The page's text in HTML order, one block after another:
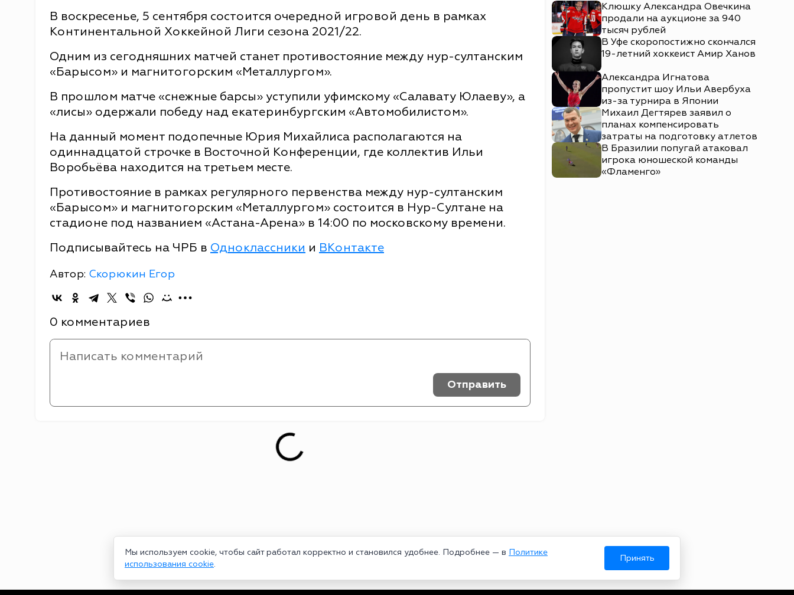
Мы используем cookie, чтобы сайт работал корректно и становился удобнее. Подробнее — в Политике
использования cookie.
Принять
В воскресенье, 5 сентября состоится очередной игровой день в рамках
Континентальной Хоккейной Лиги сезона 2021/22.
Одним из сегодняшних матчей станет противостояние между нур-султанским
«Барысом» и магнитогорским «Металлургом».
В прошлом матче «снежные барсы» уступили уфимскому «Салавату Юлаеву», а
«лисы» одержали победу над екатеринбургским «Автомобилистом».
На данный момент подопечные Юрия Михайлиса располагаются на
одиннадцатой строчке в Восточной Конференции, где коллектив Ильи
Воробьёва находится на третьем месте.
Противостояние в рамках регулярного первенства между нур-султанским
«Барысом» и магнитогорским «Металлургом» состоится в Нур-Султане на
стадионе под названием «Астана-Арена» в 14:00 по московскому времени.
Подписывайтесь на ЧРБ в Одноклассники и ВКонтакте
Автор: Скорюкин Егор
0 комментариев
Отправить
Клюшку Александра Овечкина
продали на аукционе за 940
тысяч рублей
В Уфе скоропостижно скончался
19-летний хоккеист Амир Ханов
Александра Игнатова
пропустит шоу Ильи Авербуха
из-за турнира в Японии
Михаил Дегтярев заявил о
планах компенсировать
затраты на подготовку атлетов
В Бразилии попугай атаковал
игрока юношеской команды
«Фламенго»